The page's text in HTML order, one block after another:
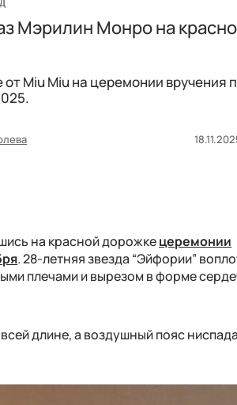
Мэрилин Монро на
Miu Miu на церемонии вручения
на красной дорожкецеремонии
. 28-летняя звезда “Эйфории”
плечами и вырезом в форме
длине, а воздушный пояс